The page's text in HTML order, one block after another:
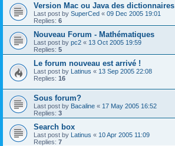
Version Mac ou Java des dictionnaires
Last post by SuperCed « 09 Dec 2005 19:01
Replies: 6
Nouveau Forum - Mathématiques
Last post by pc2 « 13 Oct 2005 19:59
Replies: 5
Le forum nouveau est arrivé !
Last post by Latinus « 13 Sep 2005 22:08
Replies: 16
Sous forum?
Last post by Bacaline « 17 May 2005 16:52
Replies: 3
Search box
Last post by Latinus « 10 Apr 2005 11:09
Replies: 7